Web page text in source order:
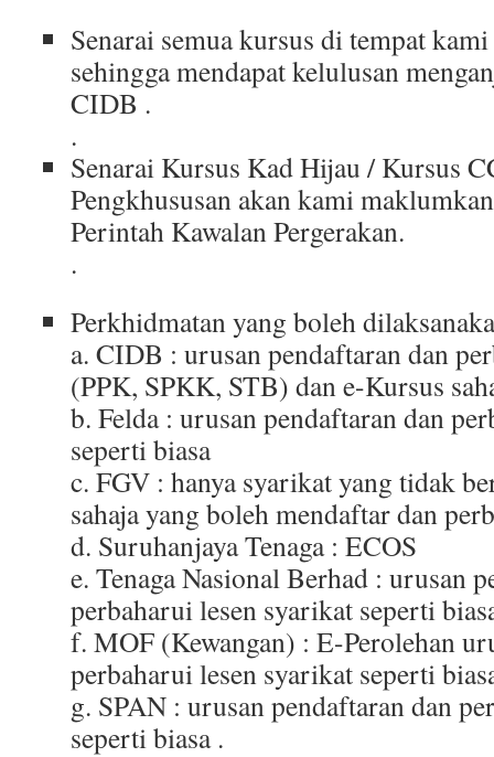
Senarai semua kursus di tempat
sehingga mendapat kelulusan
CIDB .
.
Senarai Kursus Kad Hijau / Kursus
Pengkhususan akan kami
Perintah Kawalan Pergerakan.
.
Perkhidmatan yang boleh
a. CIDB : urusan pendaftaran dan
(PPK, SPKK, STB) dan e-Kursus
b. Felda : urusan pendaftaran dan
seperti biasa
c. FGV : hanya syarikat yang tidak
sahaja yang boleh mendaftar dan
d. Suruhanjaya Tenaga : ECOS
e. Tenaga Nasional Berhad : urusan
perbaharui lesen syarikat seperti
f. MOF (Kewangan) : E-Perolehan
perbaharui lesen syarikat seperti
g. SPAN : urusan pendaftaran dan
seperti biasa .